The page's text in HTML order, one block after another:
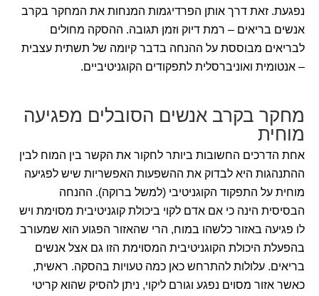
נפגעת. זאת דרך אותן הפרדיגמות המנחות את המחקר בקרב
אנשים בריאים – רמת דיוק וזמן תגובה. ההסקה מחולים
לבריאים מבוססת על ההנחה בדבר קיומה של תשתית עצבית
– אנטומית ואוניברסלית לתפקודים הקוגניטיביים.
מחקר בקרב אנשים הסובלים מפגיעה
מוחית
אחת הדרכים החשובות ביותר לחקור את הקשר בין המוח לבין
ההתנהגות היא לבדוק את ההשפעות האפשריות שיש לפגיעה
מוחית על התפקוד הקוגניטיבי (למשל ברוקה). ההנחה
הבסיסית הינה כי אם אדם לקוי ביכולת קוגניטיבית מסוימת ויש
לו פגיעה באזור כלשהו במוח, הרי שהאזור הפגוע הוא שמעורב
בהפעלת היכולת הקוגניטיבית המסוימת הזו גם אצל אנשים
בריאים. עלולות להתרחש כאן כמה טעויות בהסקה. ראשית,
כאשר אזור מסוים נפגע וגורם ליקוי, ניתן להסיק שהוא קריטי